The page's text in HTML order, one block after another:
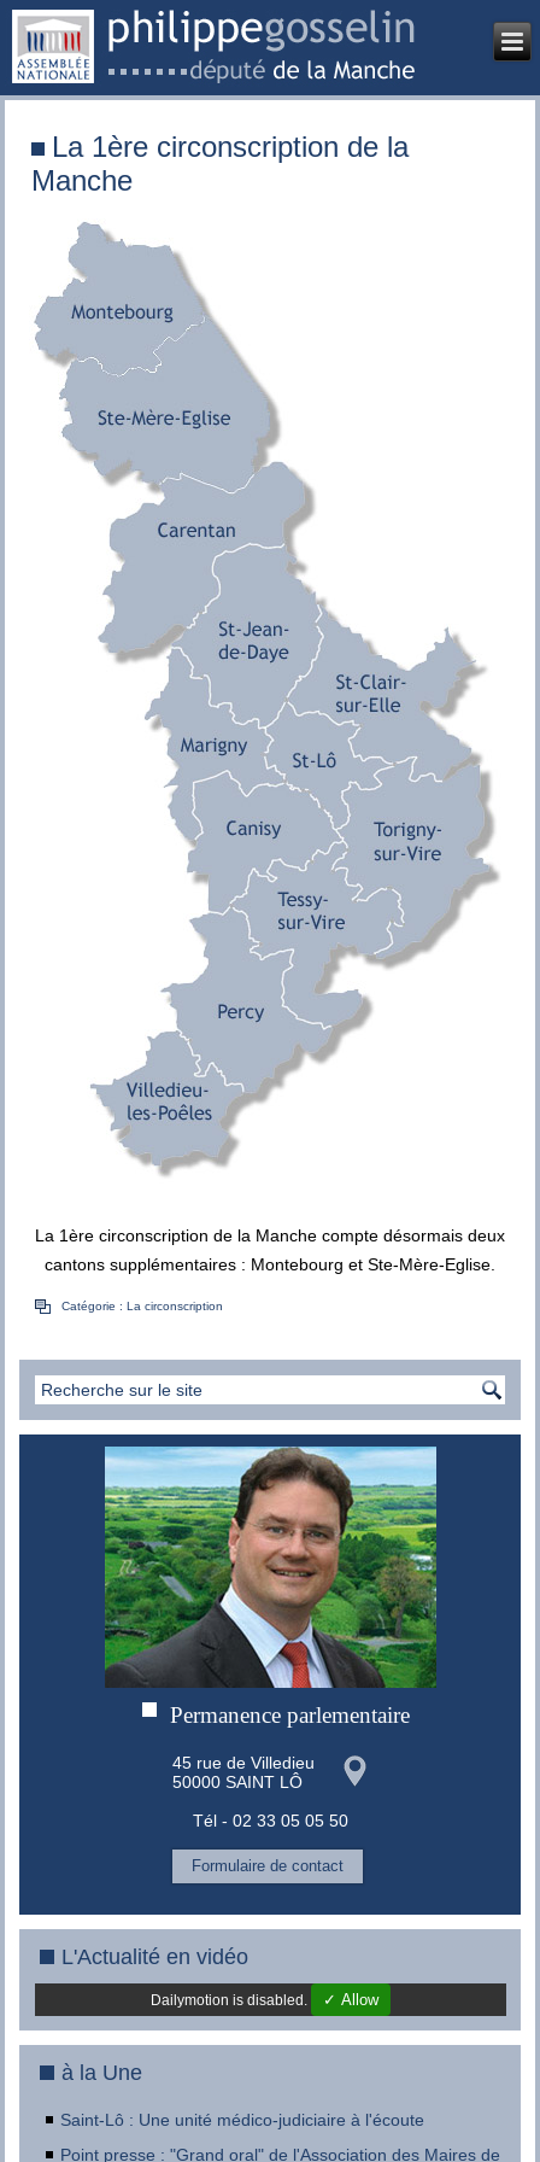
La 1ère circonscription de la
Manche
La 1ère circonscription de la Manche compte désormais deux
cantons supplémentaires : Montebourg et Ste-Mère-Eglise.
Catégorie :La circonscription
Permanence parlementaire
45 rue de Villedieu
50000 SAINT LÔ
Tél - 02 33 05 05 50
Formulaire de contact
L'Actualité en vidéo
Dailymotion is disabled. ✓ Allow
à la Une
Saint-Lô : Une unité médico-judiciaire à l'écoute
Point presse : "Grand oral" de l'Association des Maires de